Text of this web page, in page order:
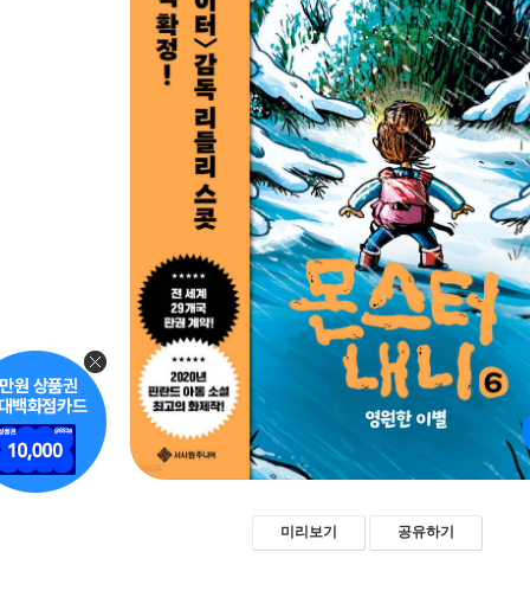
미리보기 공유하기